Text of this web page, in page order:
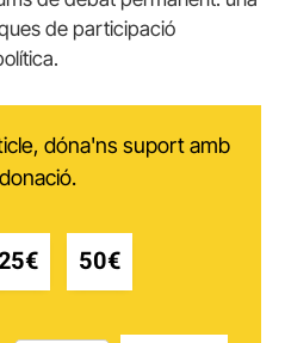
de participació
dóna'ns suport amb
50€